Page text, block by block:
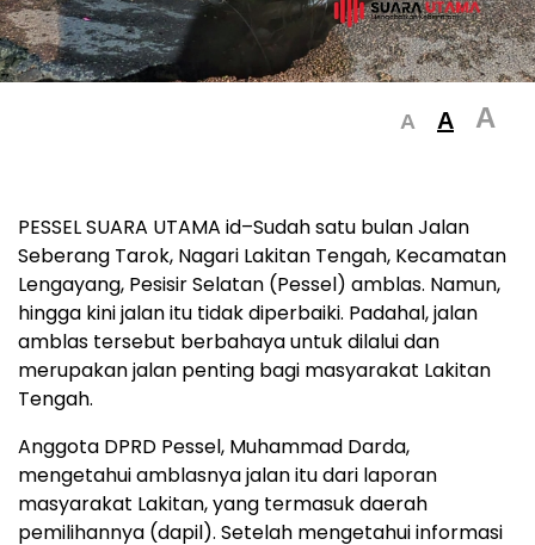
A A A
PESSEL SUARA UTAMA id–Sudah satu bulan Jalan
Seberang Tarok, Nagari Lakitan Tengah, Kecamatan
Lengayang, Pesisir Selatan (Pessel) amblas. Namun,
hingga kini jalan itu tidak diperbaiki. Padahal, jalan
amblas tersebut berbahaya untuk dilalui dan
merupakan jalan penting bagi masyarakat Lakitan
Tengah.
Anggota DPRD Pessel, Muhammad Darda,
mengetahui amblasnya jalan itu dari laporan
masyarakat Lakitan, yang termasuk daerah
pemilihannya (dapil). Setelah mengetahui informasi